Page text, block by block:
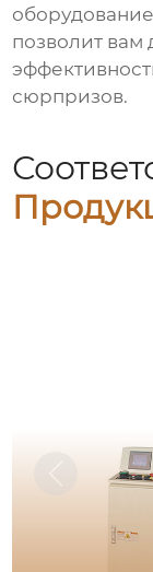
позволит вам
сюрпризов.